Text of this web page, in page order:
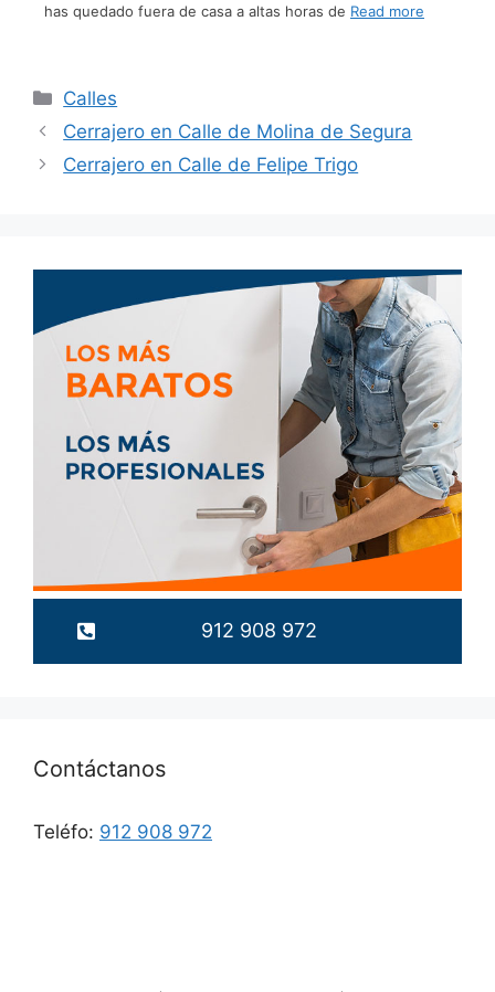
has quedado fuera de casa a altas horas de Read more
Calles
Cerrajero en Calle de Molina de Segura
Cerrajero en Calle de Felipe Trigo
912 908 972
Contáctanos
Teléfo: 912 908 972